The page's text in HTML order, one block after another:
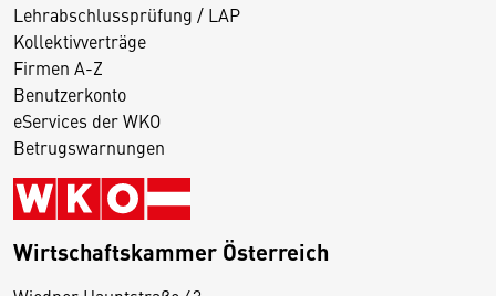
Lehrabschlussprüfung / LAP
Kollektivverträge
Firmen A-Z
Benutzerkonto
eServices der WKO
Betrugswarnungen
Wirtschaftskammer Österreich